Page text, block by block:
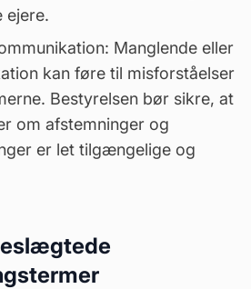
ejere.
Manglende eller
kan føre til misforståelser
Bestyrelsen bør sikre, at
om afstemninger og
er let tilgængelige og